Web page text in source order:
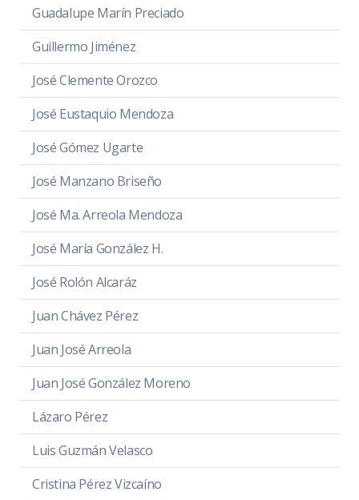
Guadalupe Marín Preciado
Guillermo Jiménez
José Clemente Orozco
José Eustaquio Mendoza
José Gómez Ugarte
José Manzano Briseño
José Ma. Arreola Mendoza
José María González H.
José Rolón Alcaráz
Juan Chávez Pérez
Juan José Arreola
Juan José González Moreno
Lázaro Pérez
Luis Guzmán Velasco
Cristina Pérez Vizcaíno